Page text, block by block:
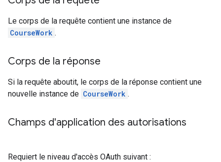
Le corps de la requête contient une instance de
CourseWork .
Corps de la réponse
Si la requête aboutit, le corps de la réponse contient une
nouvelle instance de CourseWork .
Champs d'application des autorisations
Requiert le niveau d'accès OAuth suivant :